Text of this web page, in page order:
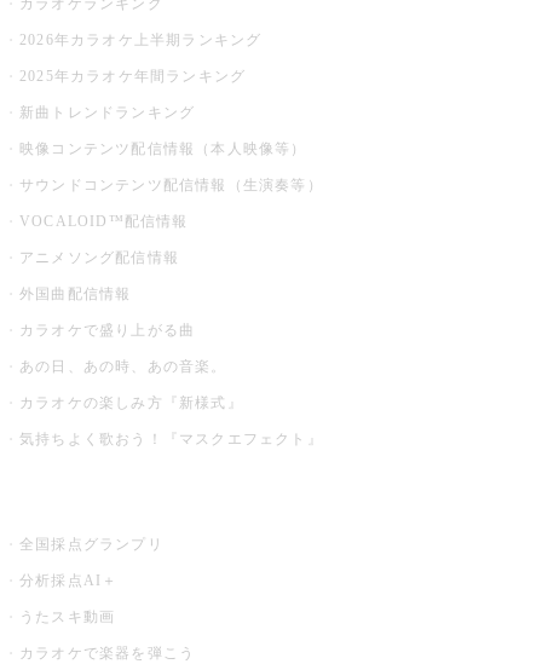
カラオケランキング
2026年カラオケ上半期ランキング
2025年カラオケ年間ランキング
新曲トレンドランキング
映像コンテンツ配信情報（本人映像等）
サウンドコンテンツ配信情報（生演奏等）
VOCALOID™配信情報
アニメソング配信情報
外国曲配信情報
カラオケで盛り上がる曲
あの日、あの時、あの音楽。
カラオケの楽しみ方『新様式』
気持ちよく歌おう！『マスクエフェクト』
全国採点グランプリ
分析採点AI＋
うたスキ動画
カラオケで楽器を弾こう